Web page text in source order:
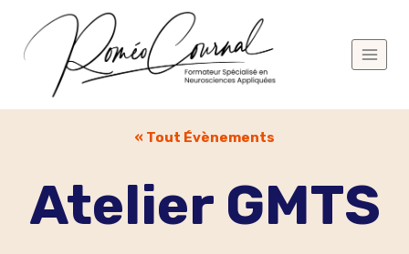
contenu
« Tout Évènements
Atelier GMTS